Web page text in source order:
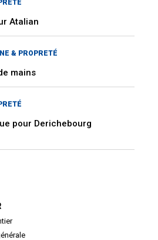
Atalian
& PROPRETÉ
mains
pour Derichebourg